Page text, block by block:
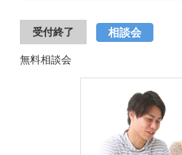
受付終了 相談会
無料相談会